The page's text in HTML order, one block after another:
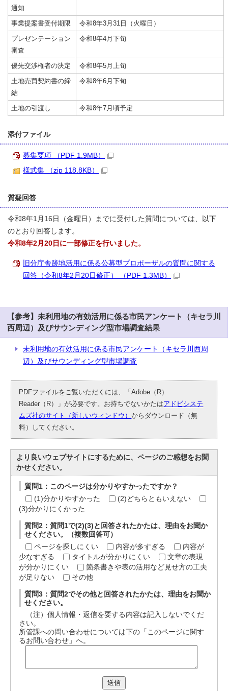
通知
事業提案書受付期限
令和8年3月31日（火曜日）
プレゼンテーション
審査
令和8年4月下旬
優先交渉権者の決定
令和8年5月上旬
土地売買契約書の締
結
令和8年6月下旬
土地の引渡し 令和8年7月頃予定
添付ファイル
募集要項 （PDF 1.9MB）
様式集 （zip 118.8KB）
質疑回答
令和8年1月16日（金曜日）までに受付した質問については、以下
のとおり回答します。
令和8年2月20日に一部修正を行いました。
旧分庁舎跡地活用に係る公募型プロポーザルの質問に関する
回答（令和8年2月20日修正） （PDF 1.3MB）
【参考】未利用地の有効活用に係る市民アンケート（キセラ川
西周辺）及びサウンディング型市場調査結果
未利用地の有効活用に係る市民アンケート（キセラ川西周
辺）及びサウンディング型市場調査
PDFファイルをご覧いただくには、「Adobe（R）
Reader（R）」が必要です。お持ちでないかたはアドビシステ
ムズ社のサイト（新しいウィンドウ）からダウンロード（無
料）してください。
より良いウェブサイトにするために、ページのご感想をお聞
かせください。
質問1：このページは分かりやすかったですか？
(1)分かりやすかった
(2)どちらともいえない
(3)分かりにくかった
質問2：質問1で(2)(3)と回答されたかたは、理由をお聞か
せください。（複数回答可）
ページを探しにくい
内容が多すぎる
内容が
少なすぎる
タイトルが分かりにくい
文章の表現
が分かりにくい
箇条書きや表の活用など見せ方の工夫
が足りない
その他
質問3：質問2でその他と回答されたかたは、理由をお聞か
せください。
（注）個人情報・返信を要する内容は記入しないでくだ
さい。
所管課への問い合わせについては下の「このページに関す
るお問い合わせ」へ。
送信